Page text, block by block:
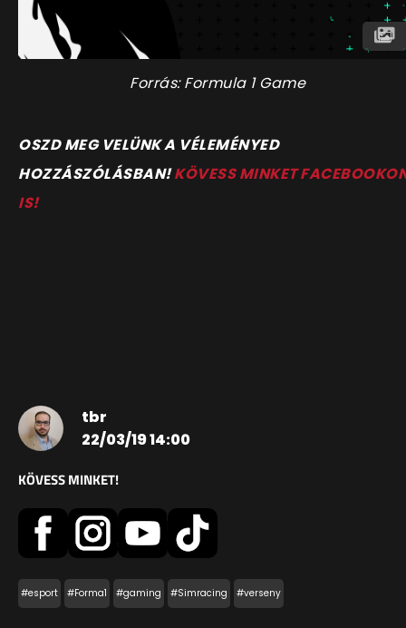
Forrás: Formula 1 Game
OSZD MEG VELÜNK A VÉLEMÉNYED
HOZZÁSZÓLÁSBAN!KÖVESS MINKET
IS!
tbr
22/03/19 14:00
KÖVESS MINKET!
#esport #Forma1 #gaming #Simracing #verseny